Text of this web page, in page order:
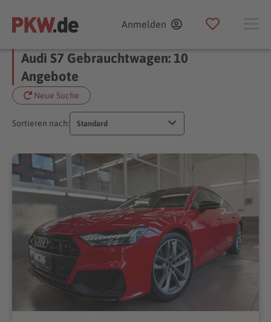
Anmelden
Audi S7 Gebrauchtwagen: 10
Angebote
Neue Suche
Sortieren nach: Standard